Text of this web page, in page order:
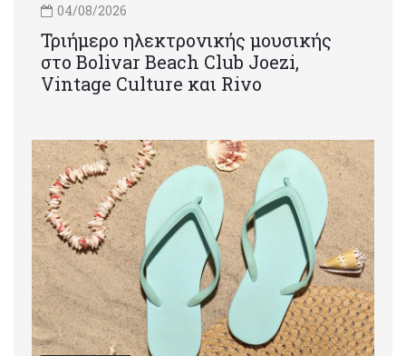
04/08/2026
Τριήμερο ηλεκτρονικής μουσικής
στο Bolivar Beach Club Joezi,
Vintage Culture και Rivo